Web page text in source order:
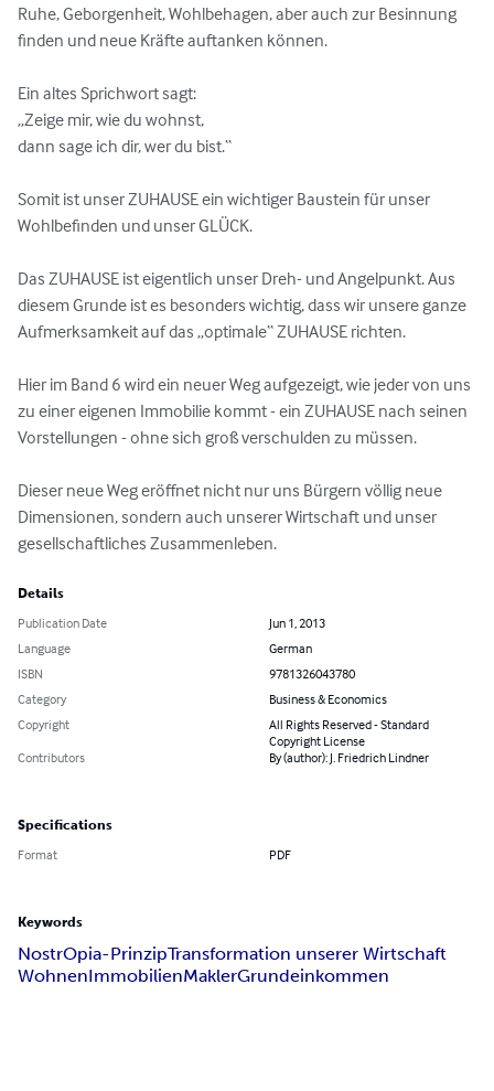
Ruhe, Geborgenheit, Wohlbehagen, aber auch zur Besinnung
finden und neue Kräfte auftanken können.
Ein altes Sprichwort sagt:
„Zeige mir, wie du wohnst,
dann sage ich dir, wer du bist.“
Somit ist unser ZUHAUSE ein wichtiger Baustein für unser
Wohlbefinden und unser GLÜCK.
Das ZUHAUSE ist eigentlich unser Dreh- und Angelpunkt. Aus
diesem Grunde ist es besonders wichtig, dass wir unsere ganze
Aufmerksamkeit auf das „optimale“ ZUHAUSE richten.
Hier im Band 6 wird ein neuer Weg aufgezeigt, wie jeder von uns
zu einer eigenen Immobilie kommt - ein ZUHAUSE nach seinen
Vorstellungen - ohne sich groß verschulden zu müssen.
Dieser neue Weg eröffnet nicht nur uns Bürgern völlig neue
Dimensionen, sondern auch unserer Wirtschaft und unser
gesellschaftliches Zusammenleben.
Details
Publication Date
Jun 1, 2013
Language
German
ISBN
9781326043780
Category
Business & Economics
Copyright
All Rights Reserved - Standard
Copyright License
Contributors
By (author): J. Friedrich Lindner
Specifications
Format PDF
Keywords
NostrOpia-PrinzipTransformation unserer Wirtschaft
WohnenImmobilienMaklerGrundeinkommen